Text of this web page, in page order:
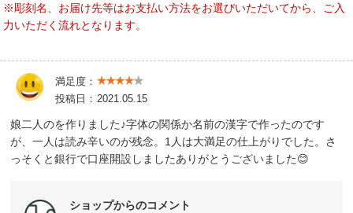
※彫刻名、お届け先等はお支払い方法をお選びいただいてから、ご入
力いただく流れとなります。
満足度：
投稿日： 2021.05.15
娘二人のを作りました♪字体の関係か名前の漢字で作ったのです
が、一人は読み辛いのが残念。1人は大満足の仕上がりでした。さ
っそくと銀行で口座開設しましたありがとうございました😊
ショップからのコメント